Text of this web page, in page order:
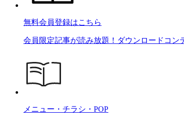
無料会員登録はこちら
会員限定記事が読み放題！ダウンロードコン
メニュー・チラシ・POP